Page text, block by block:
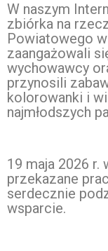
W naszym
zbiórka na
Powiatowego
zaangażowali
wychowawcy
przynosili
kolorowanki i
najmłodszych
19 maja 2026 r.
przekazane
serdecznie
wsparcie.